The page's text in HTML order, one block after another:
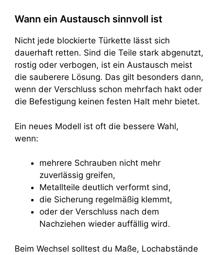
Wann ein Austausch sinnvoll ist
Nicht jede blockierte Türkette lässt sich
dauerhaft retten. Sind die Teile stark abgenutzt,
rostig oder verbogen, ist ein Austausch meist
die sauberere Lösung. Das gilt besonders dann,
wenn der Verschluss schon mehrfach hakt oder
die Befestigung keinen festen Halt mehr bietet.
Ein neues Modell ist oft die bessere Wahl,
wenn:
mehrere Schrauben nicht mehr
zuverlässig greifen,
Metallteile deutlich verformt sind,
die Sicherung regelmäßig klemmt,
oder der Verschluss nach dem
Nachziehen wieder auffällig wird.
Beim Wechsel solltest du Maße, Lochabstände